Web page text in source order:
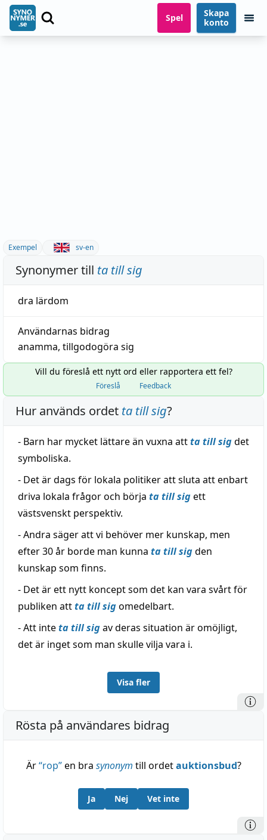
Spel
Skapa
konto
Exempel sv-en
Synonymer till ta till sig
dra lärdom
Användarnas bidrag
anamma, tillgodogöra sig
Vill du föreslå ett nytt ord eller rapportera ett fel?
Föreslå Feedback
Hur används ordet ta till sig?
- Barn har mycket lättare än vuxna attta till sigdet
symboliska.
- Det är dags för lokala politiker att sluta att enbart
driva lokala frågor och börja ta till sigett
västsvenskt perspektiv.
- Andra säger att vi behöver mer kunskap, men
efter 30 år borde man kunna ta till sigden
kunskap som finns.
- Det är ett nytt koncept som det kan vara svårt för
publiken attta till sigomedelbart.
- Att inteta till sigav deras situation är omöjligt,
det är inget som man skulle vilja vara i.
Visa fler
Rösta på användares bidrag
Är“rop”en bra synonym till ordetauktionsbud?
Ja Nej Vet inte